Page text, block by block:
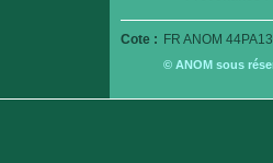
Cote : FR ANOM
© ANOM sous